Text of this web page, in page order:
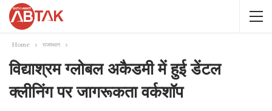
Home राजस्थान
विद्याश्रम ग्लोबल अकैडमी में हुई डेंटल
क्लीनिंग पर जागरूकता वर्कशॉप